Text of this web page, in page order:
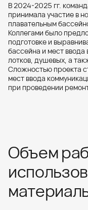
В 2024-2025 гг.
принимала участие в
плавательным
Коллегами было
подготовке и
бассейна и мест
лотков, душевых, а
Сложностью проекта
мест ввода
при проведении
Объем